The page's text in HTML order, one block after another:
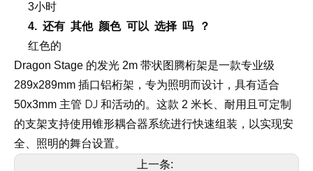
3小时
4. 还有 其他 颜色 可以 选择 吗 ？
红色的
Dragon Stage 的发光 2m 带状图腾桁架是一款专业级
289x289mm 插口铝桁架，专为照明而设计，具有适合
50x3mm 主管 DJ 和活动的。这款 2 米长、耐用且可定制
的支架支持使用锥形耦合器系统进行快速组装，以实现安
全、照明的舞台设置。
上一条: